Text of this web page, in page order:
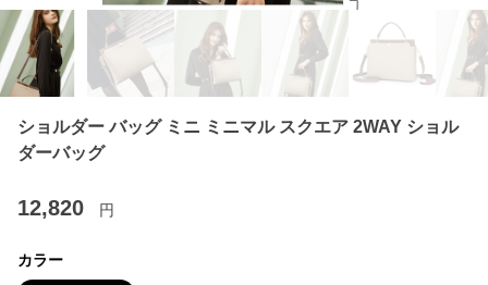
ショルダー バッグ ミニ ミニマル スクエア 2WAY ショル
ダーバッグ
12,820 円
カラー